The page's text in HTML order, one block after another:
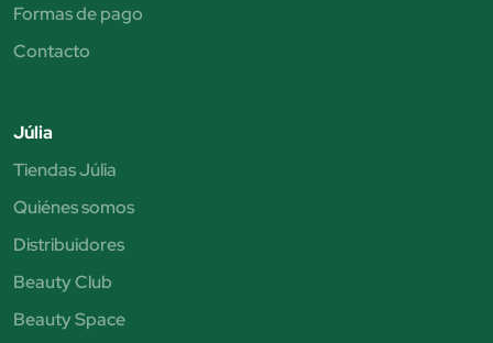
Formas de pago
Contacto
Júlia
Tiendas Júlia
Quiénes somos
Distribuidores
Beauty Club
Beauty Space